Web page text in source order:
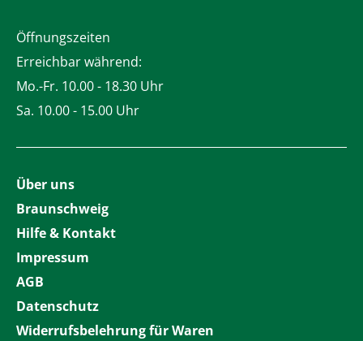
Öffnungszeiten
Erreichbar während:
Mo.-Fr. 10.00 - 18.30 Uhr
Sa. 10.00 - 15.00 Uhr
Über uns
Braunschweig
Hilfe & Kontakt
Impressum
AGB
Datenschutz
Widerrufsbelehrung für Waren